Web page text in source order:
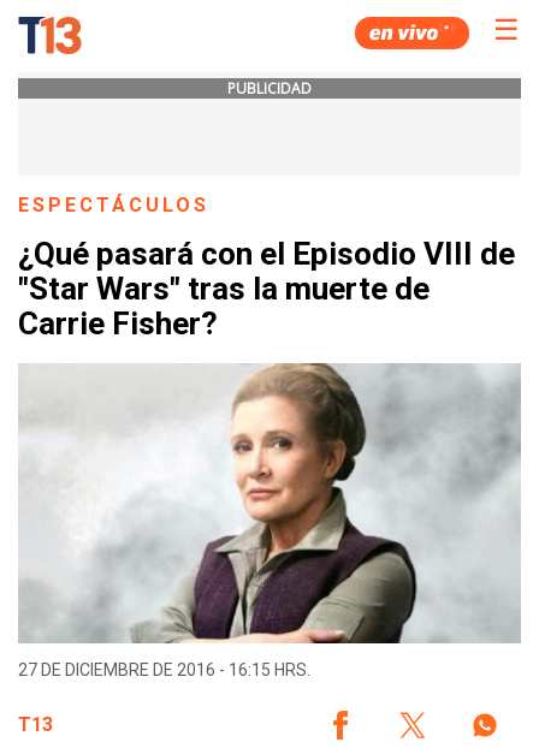
☰
PUBLICIDAD
ESPECTÁCULOS
¿Qué pasará con el Episodio VIII de
"Star Wars" tras la muerte de
Carrie Fisher?
27 DE DICIEMBRE DE 2016 - 16:15 HRS.
T13